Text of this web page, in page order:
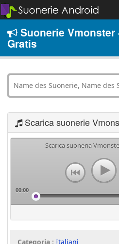
Suonerie Vmonster
Gratis
Scarica suonerie
Scarica suoneria
00:00
Categoria : Italiani